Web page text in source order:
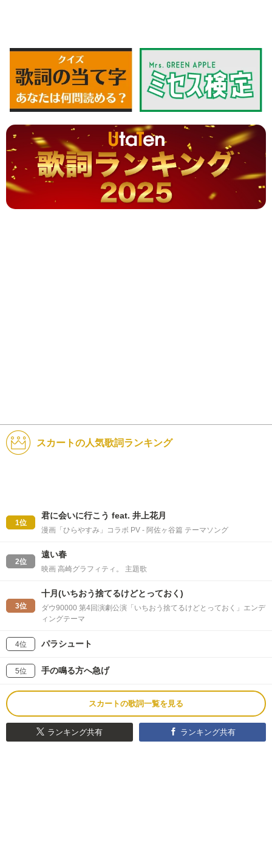
スカートの人気歌詞ランキング
1位
君に会いに行こう feat. 井上花月
漫画「ひらやすみ」コラボ PV - 阿佐ヶ谷篇 テーマソング
2位
遠い春
映画 高崎グラフィティ。 主題歌
3位
十月(いちおう捨てるけどとっておく)
ダウ90000 第4回演劇公演「いちおう捨てるけどとっておく」エンデ
ィングテーマ
4位 パラシュート
5位 手の鳴る方へ急げ
スカートの歌詞一覧を見る
ランキング共有 ランキング共有